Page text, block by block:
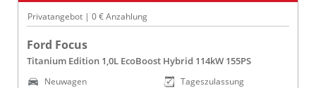
Privatangebot | 0 € Anzahlung
Ford Focus
Titanium Edition 1,0L EcoBoost Hybrid 114kW 155PS
Neuwagen
Tageszulassung